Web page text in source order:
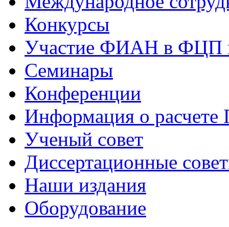
Конкурсы
Участие ФИАН в ФЦП
Семинары
Конференции
Информация о
Ученый совет
Диссертационные
Наши издания
Оборудование